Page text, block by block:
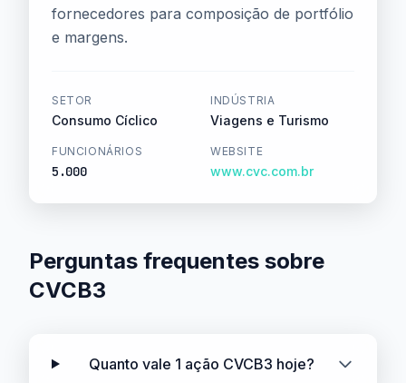
fornecedores para composição de portfólio
e margens.
SETOR
Consumo Cíclico
INDÚSTRIA
Viagens e Turismo
FUNCIONÁRIOS
5.000
WEBSITE
www.cvc.com.br
Perguntas frequentes sobre
CVCB3
Quanto vale 1 ação CVCB3 hoje?